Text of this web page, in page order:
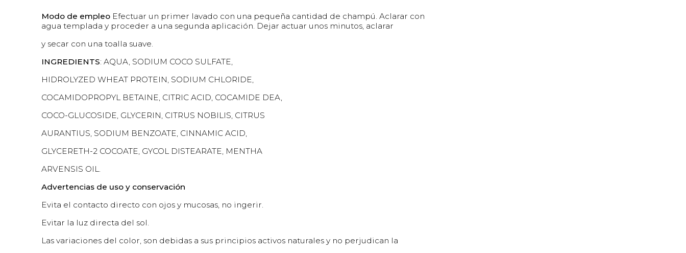
Modo de empleo Efectuar un primer lavado con una pequeña cantidad de champú. Aclarar con
agua templada y proceder a una segunda aplicación. Dejar actuar unos minutos, aclarar
y secar con una toalla suave.
INGREDIENTS: AQUA, SODIUM COCO SULFATE,
HIDROLYZED WHEAT PROTEIN, SODIUM CHLORIDE,
COCAMIDOPROPYL BETAINE, CITRIC ACID, COCAMIDE DEA,
COCO-GLUCOSIDE, GLYCERIN, CITRUS NOBILIS, CITRUS
AURANTIUS, SODIUM BENZOATE, CINNAMIC ACID,
GLYCERETH-2 COCOATE, GYCOL DISTEARATE, MENTHA
ARVENSIS OIL.
Advertencias de uso y conservación
Evita el contacto directo con ojos y mucosas, no ingerir.
Evitar la luz directa del sol.
Las variaciones del color, son debidas a sus principios activos naturales y no perjudican la